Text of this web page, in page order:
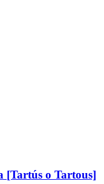
[Tartús o Tartous]